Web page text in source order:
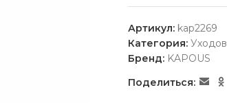
Артикул: kap2269
Категория:
Бренд: KAPOUS
Поделиться: